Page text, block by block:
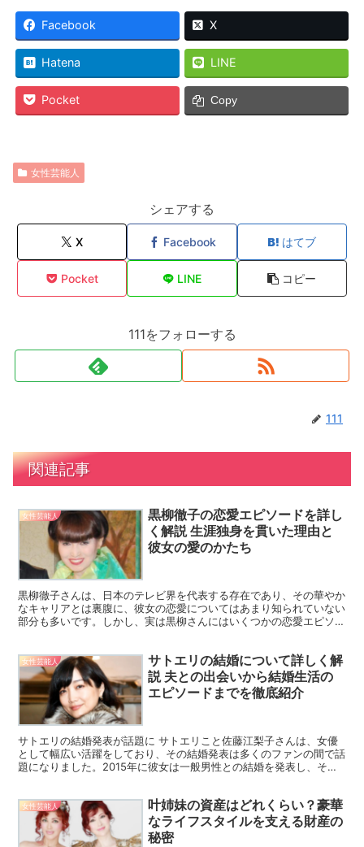
Facebook X
Hatena LINE
Pocket Copy
女性芸能人
シェアする
X Facebook はてブ
Pocket LINE コピー
111をフォローする
111
関連記事
女性芸能人
黒柳徹子の恋愛エピソードを詳し
く解説 生涯独身を貫いた理由と
彼女の愛のかたち
黒柳徹子さんは、日本のテレビ界を代表する存在であり、その華やか
なキャリアとは裏腹に、彼女の恋愛についてはあまり知られていない
部分も多いです。しかし、実は黒柳さんにはいくつかの恋愛エピソー
女性芸能人
サトエリの結婚について詳しく解
説 夫との出会いから結婚生活の
エピソードまでを徹底紹介
サトエリの結婚発表が話題に サトエリこと佐藤江梨子さんは、女優
として幅広い活躍をしており、その結婚発表は多くのファンの間で話
題になりました。2015年に彼女は一般男性との結婚を発表し、その
女性芸能人
叶姉妹の資産はどれくらい？豪華
なライフスタイルを支える財産の
秘密